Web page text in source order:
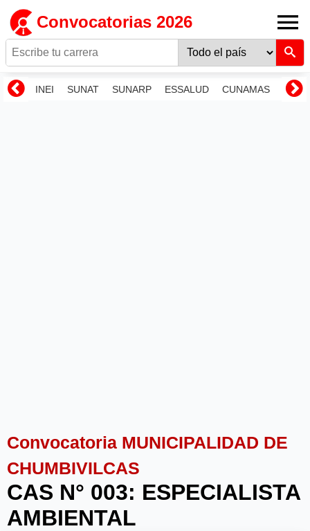
Convocatorias 2026
INEI SUNAT SUNARP ESSALUD CUNAMAS
Convocatoria MUNICIPALIDAD DE
CHUMBIVILCAS
CAS N° 003: ESPECIALISTA
AMBIENTAL